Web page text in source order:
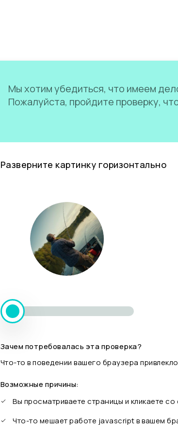
Мы хотим убедиться, что имеем
Пожалуйста, пройдите проверку,
Разверните картинку горизонтально
Зачем потребовалась эта проверка?
Что-то в поведении вашего браузера
Возможные причины:
Вы просматриваете страницы и кликаете
Что-то мешает работе javascript в вашем